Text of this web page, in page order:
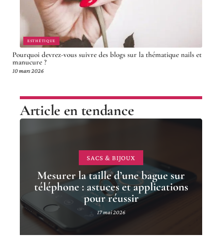
ESTHÉTIQUE
Pourquoi devrez-vous suivre des blogs sur la thématique nails et
manucure ?
10 mars 2026
Article en tendance
SACS & BIJOUX
Mesurer la taille d’une bague sur
téléphone : astuces et applications
pour réussir
17 mai 2026